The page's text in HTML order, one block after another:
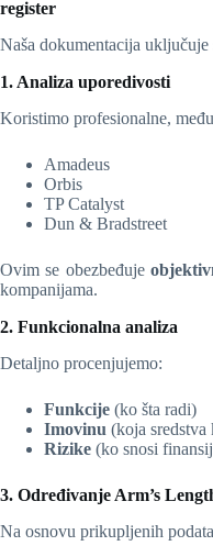
register
Naša dokumentacija uključuje
1. Analiza uporedivosti
Koristimo profesionalne,
Amadeus
Orbis
TP Catalyst
Dun & Bradstreet
Ovim se obezbeđuje
kompanijama.
2. Funkcionalna analiza
Detaljno procenjujemo:
Funkcije (ko šta radi)
Imovinu (koja sredstva
Rizike (ko snosi
3. Određivanje Arm’s
Na osnovu prikupljenih